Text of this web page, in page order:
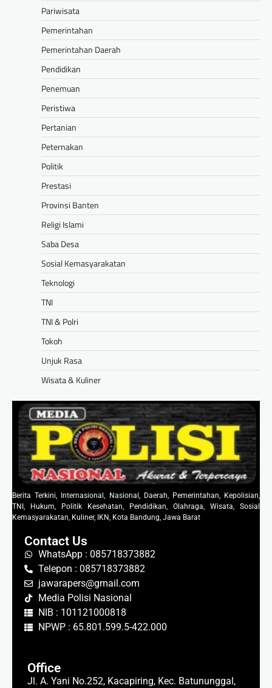
Pariwisata
Pemerintahan
Pemerintahan Daerah
Pendidikan
Penemuan
Peristiwa
Pertanian
Peternakan
Politik
Prestasi
Provinsi Banten
Religi Islami
Saba Desa
Sosial Kemasyarakatan
Teknologi
TNI
TNI & Polri
Tokoh
Unjuk Rasa
Wisata & Kuliner
Berita Terkini, Internasional, Nasional, Daerah, Pemerintahan, Kepolisian,
TNI, Hukum, Politik Kesehatan, Pendidikan, Olahraga, Wisata, Sosial
Kemasyarakatan, Kuliner, IKN, Kota Bandung, Jawa Barat
Contact Us
WhatsApp : 085718373882
Telepon : 085718373882
jawarapers@gmail.com
Media Polisi Nasional
NIB : 101121000818
NPWP : 65.801.599.5-422.000
Office
Jl. A. Yani No.252, Kacapiring, Kec. Batununggal,